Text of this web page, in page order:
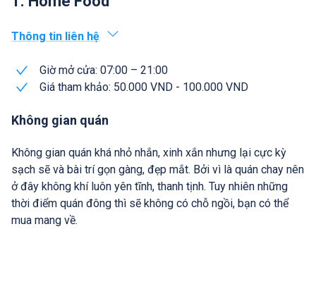
Thông tin liên hệ
Giờ mở cửa: 07:00 – 21:00
Giá tham khảo: 50.000 VND - 100.000 VND
Không gian quán
Không gian quán khá nhỏ nhắn, xinh xắn nhưng lại cực kỳ
sạch sẽ và bài trí gọn gàng, đẹp mắt. Bởi vì là quán chay nên
ở đây không khí luôn yên tĩnh, thanh tịnh. Tuy nhiên những
thời điểm quán đông thì sẽ không có chỗ ngồi, bạn có thể
mua mang về.